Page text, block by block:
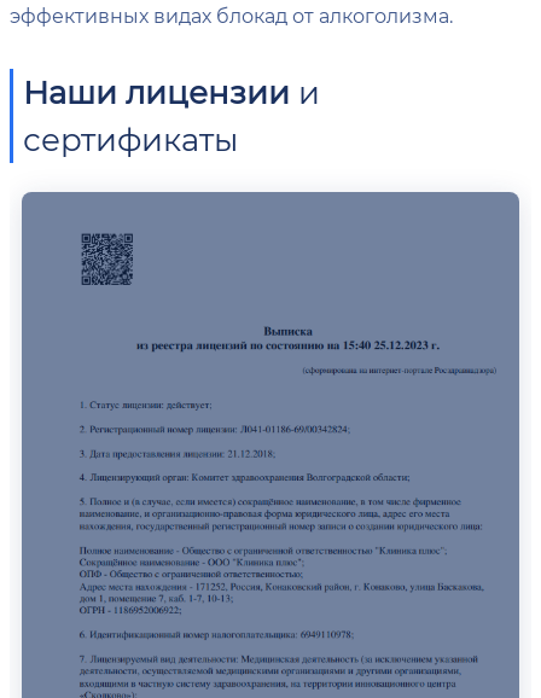
эффективных видах блокад от алкоголизма.
Наши лицензии и
сертификаты